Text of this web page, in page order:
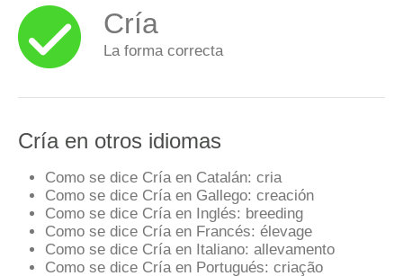
Cría
La forma correcta
Cría en otros idiomas
Como se dice Cría en Catalán: cria
Como se dice Cría en Gallego: creación
Como se dice Cría en Inglés: breeding
Como se dice Cría en Francés: élevage
Como se dice Cría en Italiano: allevamento
Como se dice Cría en Portugués: criação